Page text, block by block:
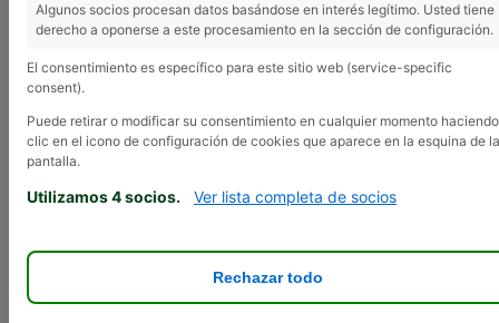
22 enero, 2026 a las 5:04 pm
#32232
Inmaculada
hidráulico de 7000kg.; cultichisel Sánchez de
de maíz y pipas marca Solá con 4 cuerpos y
los discos nuevos; abonadora Vicón de
péndulo de 1100 kg y vertederas de ballesta
Algunos socios procesan datos basándose en interés legítimo. Usted tiene
derecho a oponerse a este procesamiento en la sección de configuración.
El consentimiento es específico para este sitio web (service-specific
consent).
Puede retirar o modificar su consentimiento en cualquier momento haciendo
clic en el icono de configuración de cookies que aparece en la esquina de la
pantalla.
Utilizamos 4 socios. Ver lista completa de socios
Rechazar todo